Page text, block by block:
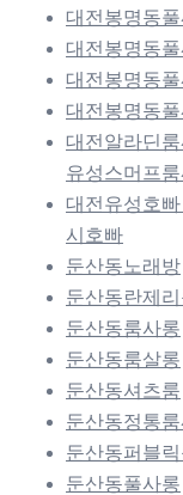
대전봉명동풀
대전봉명동
대전봉명동
대전봉명동풀
대전알라딘
유성스머프
대전유성호
시호빠
둔산동노래방
둔산동란제
둔산동룸사롱
둔산동룸살롱
둔산동셔츠룸
둔산동정통
둔산동퍼블
둔산동풀사롱